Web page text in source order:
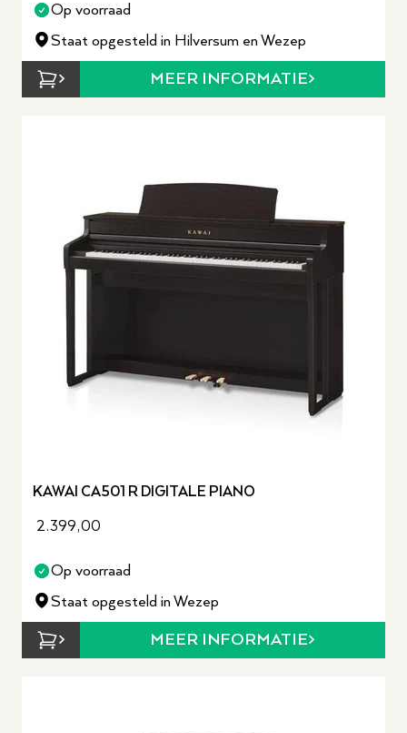
Op voorraad
Staat opgesteld in Hilversum en Wezep
MEER INFORMATIE
KAWAI CA501 R DIGITALE PIANO
2.399,00
Op voorraad
Staat opgesteld in Wezep
MEER INFORMATIE